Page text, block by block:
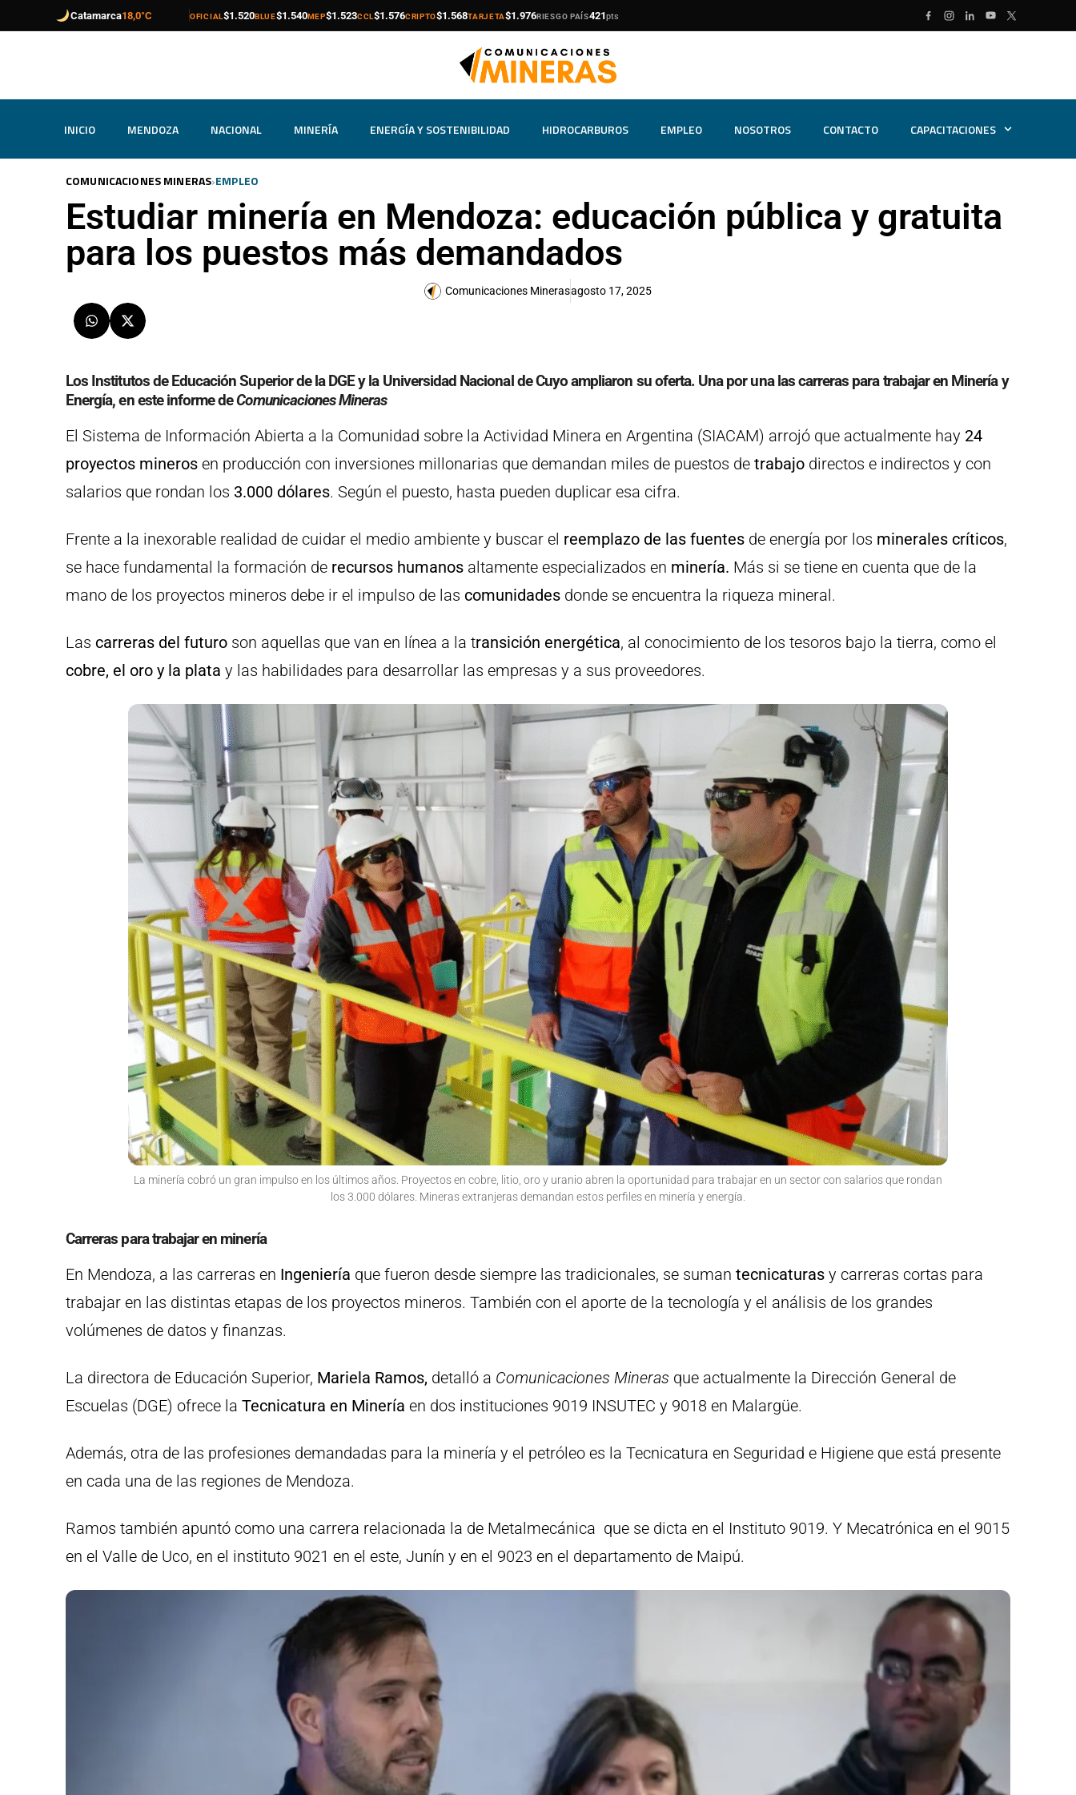
Catamarca18,0°C OFICIAL
compra
venta $1.520BLUE
compra
venta$1.540MEP
compra
venta$1.523CCL
compra
venta$1.576CRIPTO
compra
venta $1.568TARJETA
compra
venta $1.976RIESGO PAÍS421pts
INICIO MENDOZA NACIONAL MINERÍA ENERGÍA Y SOSTENIBILIDAD HIDROCARBUROS EMPLEO NOSOTROS CONTACTO CAPACITACIONES
COMUNICACIONES MINERAS›EMPLEO
Estudiar minería en Mendoza: educación pública y gratuita
para los puestos más demandados
Comunicaciones Minerasagosto 17, 2025
Los Institutos de Educación Superior de la DGE y la Universidad Nacional de Cuyo ampliaron su oferta. Una por una las carreras para trabajar en Minería y
Energía, en este informe deComunicaciones Mineras
El Sistema de Información Abierta a la Comunidad sobre la Actividad Minera en Argentina (SIACAM) arrojó que actualmente hay 24
proyectos mineros en producción con inversiones millonarias que demandan miles de puestos de trabajo directos e indirectos y con
salarios que rondan los 3.000 dólares. Según el puesto, hasta pueden duplicar esa cifra.
Frente a la inexorable realidad de cuidar el medio ambiente y buscar el reemplazo de las fuentes de energía por los minerales críticos,
se hace fundamental la formación de recursos humanos altamente especializados en minería. Más si se tiene en cuenta que de la
mano de los proyectos mineros debe ir el impulso de las comunidades donde se encuentra la riqueza mineral.
Las carreras del futuro son aquellas que van en línea a la transición energética, al conocimiento de los tesoros bajo la tierra, como el
cobre, el oro y la plata y las habilidades para desarrollar las empresas y a sus proveedores.
La minería cobró un gran impulso en los últimos años. Proyectos en cobre, litio, oro y uranio abren la oportunidad para trabajar en un sector con salarios que rondan
los 3.000 dólares. Mineras extranjeras demandan estos perfiles en minería y energía.
Carreras para trabajar en minería
En Mendoza, a las carreras en Ingeniería que fueron desde siempre las tradicionales, se suman tecnicaturas y carreras cortas para
trabajar en las distintas etapas de los proyectos mineros. También con el aporte de la tecnología y el análisis de los grandes
volúmenes de datos y finanzas.
La directora de Educación Superior, Mariela Ramos, detalló a Comunicaciones Mineras que actualmente la Dirección General de
Escuelas (DGE) ofrece la Tecnicatura en Minería en dos instituciones 9019 INSUTEC y 9018 en Malargüe.
Además, otra de las profesiones demandadas para la minería y el petróleo es la Tecnicatura en Seguridad e Higiene que está presente
en cada una de las regiones de Mendoza.
Ramos también apuntó como una carrera relacionada la de Metalmecánica que se dicta en el Instituto 9019. Y Mecatrónica en el 9015
en el Valle de Uco, en el instituto 9021 en el este, Junín y en el 9023 en el departamento de Maipú.